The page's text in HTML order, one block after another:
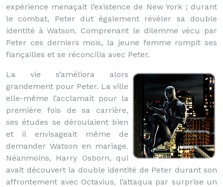
expérience menaçait l’existence de New York ; durant
le combat, Peter dut également révéler sa double
identité à Watson. Comprenant le dilemme vécu par
Peter ces derniers mois, la jeune femme rompit ses
fiançailles et se réconcilia avec Peter.
La vie s’améliora alors
grandement pour Peter. La ville
elle-même l’acclamait pour la
première fois de sa carrière,
ses études se déroulaient bien
et il envisageait même de
demander Watson en mariage.
Néanmoins, Harry Osborn, qui
avait découvert la double identité de Peter durant son
affrontement avec Octavius, l’attaqua par surprise un